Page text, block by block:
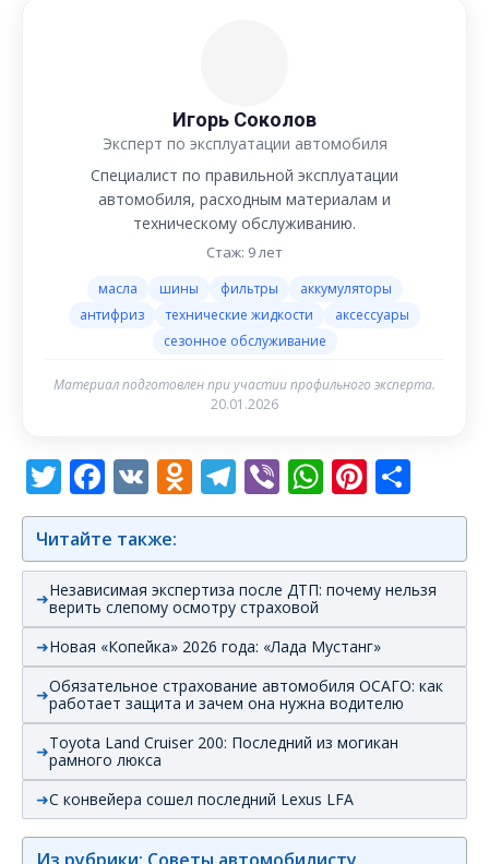
Игорь Соколов
Эксперт по эксплуатации автомобиля
Специалист по правильной эксплуатации
автомобиля, расходным материалам и
техническому обслуживанию.
Стаж: 9 лет
масла шины фильтры
аккумуляторы
антифриз
технические жидкости
аксессуары
сезонное обслуживание
Материал подготовлен при участии профильного эксперта.
20.01.2026
Twitter
Facebook
VK Odnoklassniki
Telegram
Viber
Читайте также:
Независимая экспертиза после ДТП: почему нельзя
верить слепому осмотру страховой
Новая «Копейка» 2026 года: «Лада Мустанг»
Обязательное страхование автомобиля ОСАГО: как
работает защита и зачем она нужна водителю
Toyota Land Cruiser 200: Последний из могикан
рамного люкса
С конвейера сошел последний Lexus LFA